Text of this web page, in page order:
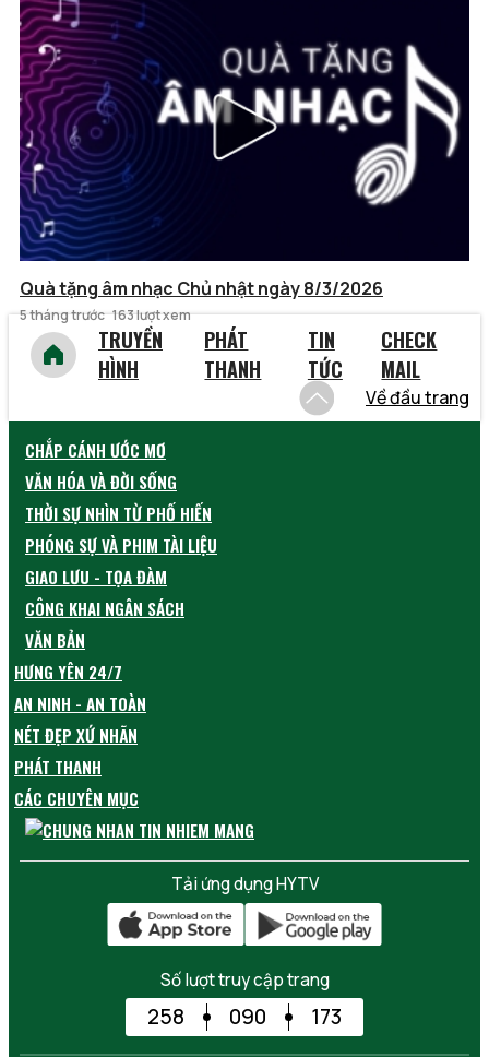
Quà tặng âm nhạc Chủ nhật ngày 8/3/2026
5 tháng trước 163 lượt xem
TRUYỀN
HÌNH
PHÁT
THANH
TIN
TỨC
CHECK
MAIL
Về đầu trang
CHẮP CÁNH ƯỚC MƠ
VĂN HÓA VÀ ĐỜI SỐNG
THỜI SỰ NHÌN TỪ PHỐ HIẾN
PHÓNG SỰ VÀ PHIM TÀI LIỆU
GIAO LƯU - TỌA ĐÀM
CÔNG KHAI NGÂN SÁCH
VĂN BẢN
HƯNG YÊN 24/7
AN NINH - AN TOÀN
NÉT ĐẸP XỨ NHÃN
PHÁT THANH
CÁC CHUYÊN MỤC
Tải ứng dụng HYTV
Số lượt truy cập trang
258 090 173